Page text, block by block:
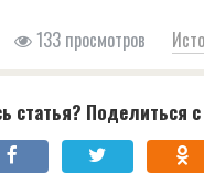
133 просмотров
статья? Поделиться